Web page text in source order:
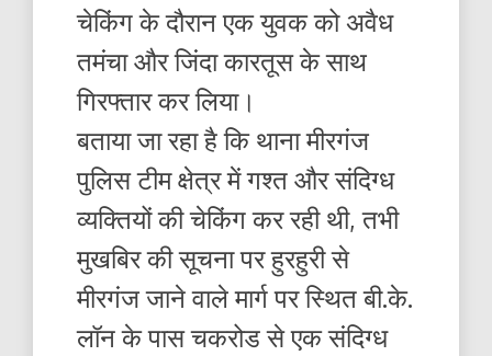
चेकिंग के दौरान एक युवक को अवैध
तमंचा और जिंदा कारतूस के साथ
गिरफ्तार कर लिया।
बताया जा रहा है कि थाना मीरगंज
पुलिस टीम क्षेत्र में गश्त और संदिग्ध
व्यक्तियों की चेकिंग कर रही थी, तभी
मुखबिर की सूचना पर हुरहुरी से
मीरगंज जाने वाले मार्ग पर स्थित बी.के.
लॉन के पास चकरोड से एक संदिग्ध